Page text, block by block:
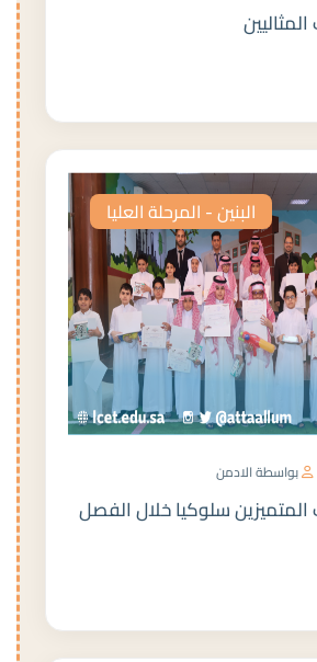
البنين - المرحلة العليا
بواسطة الادمن
المتميزين سلوكيا خلال الفصل